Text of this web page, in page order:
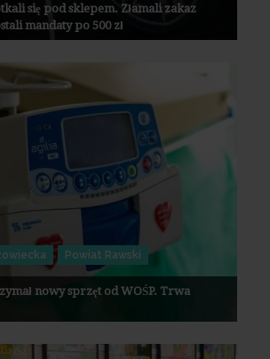
się pod sklepem. Złamali zakaz
mandaty po 500 zł
Powiat Rawski
nowy sprzęt od WOŚP. Trwa